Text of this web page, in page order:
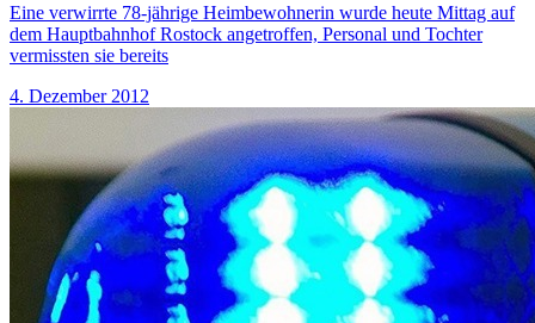
Eine verwirrte 78-jährige Heimbewohnerin wurde heute Mittag auf
dem Hauptbahnhof Rostock angetroffen, Personal und Tochter
vermissten sie bereits
4. Dezember 2012